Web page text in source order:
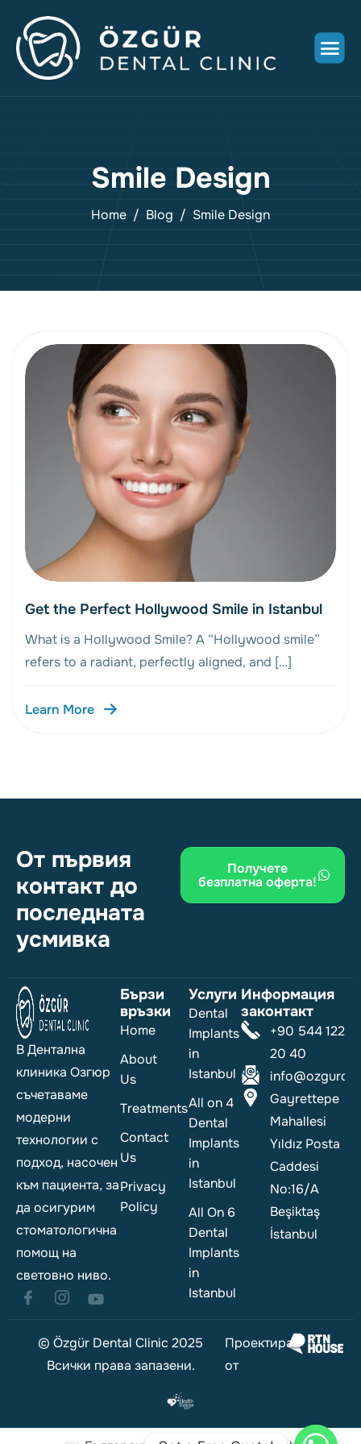
Smile Design
Home Blog Smile Design
Get the Perfect Hollywood Smile in Istanbul
What is a Hollywood Smile? A “Hollywood smile”
refers to a radiant, perfectly aligned, and […]
Learn More
От първия
контакт до
последната
усмивка
Получете
безплатна оферта!
В Дентална
клиника Озгюр
съчетаваме
модерни
технологии с
подход, насочен
към пациента, за
да осигурим
стоматологична
помощ на
световно ниво.
Бързи
връзки
Home
About
Us
Treatments
Contact
Us
Privacy
Policy
Услуги
Dental
Implants
in
Istanbul
All on 4
Dental
Implants
in
Istanbul
All On 6
Dental
Implants
in
Istanbul
Информация
законтакт
+90 544 122
20 40
Gayrettepe
Mahallesi
Yıldız Posta
Caddesi
No:16/A
Beşiktaş
İstanbul
© Özgür Dental Clinic 2025
Всички права запазени.
Проектиран
от